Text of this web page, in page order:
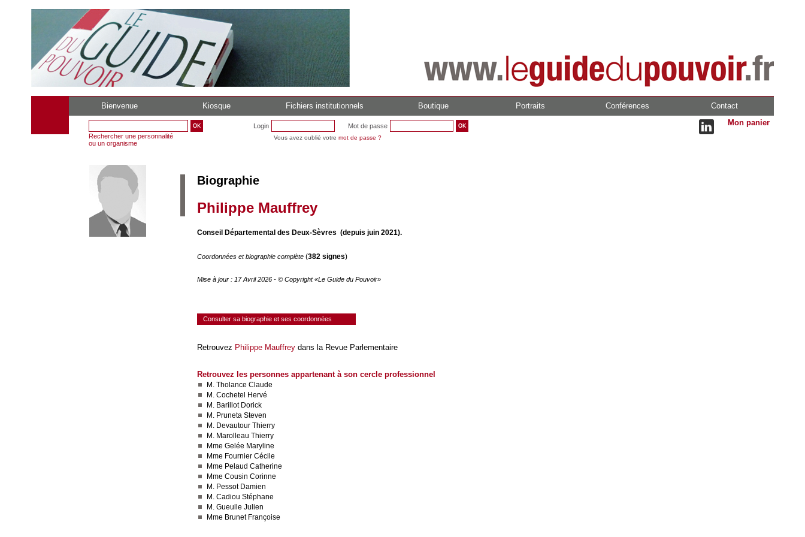
Bienvenue Kiosque Fichiers institutionnels Boutique Portraits Conférences Contact
Rechercher une personnalité
ou un organisme
Login Mot de passe
Vous avez oublié votre mot de passe ?
Mon panier
Biographie
Philippe Mauffrey
Conseil Départemental des Deux-Sèvres (depuis juin 2021).
Coordonnées et biographie complète (382 signes)
Mise à jour : 17 Avril 2026 - © Copyright «Le Guide du Pouvoir»
Consulter sa biographie et ses coordonnées
Retrouvez Philippe Mauffrey dans la Revue Parlementaire
Retrouvez les personnes appartenant à son cercle professionnel
M. Tholance Claude
M. Cochetel Hervé
M. Barillot Dorick
M. Pruneta Steven
M. Devautour Thierry
M. Marolleau Thierry
Mme Gelée Maryline
Mme Fournier Cécile
Mme Pelaud Catherine
Mme Cousin Corinne
M. Pessot Damien
M. Cadiou Stéphane
M. Gueulle Julien
Mme Brunet Françoise